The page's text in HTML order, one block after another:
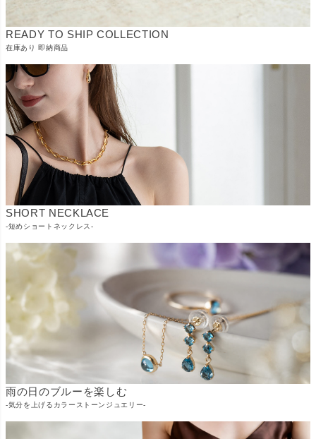
READY TO SHIP COLLECTION
在庫あり 即納商品
SHORT NECKLACE
-短めショートネックレス-
雨の日のブルーを楽しむ
-気分を上げるカラーストーンジュエリー-